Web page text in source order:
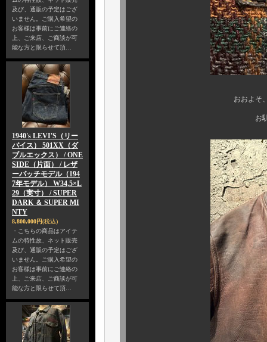
及び、通販の予定はござ
いません。ご購入希望の
お客様は事前にご連絡の
上、ご来店、ご商談が可
能な方と限らせて頂…
1940's LEVI'S（リー
バイス） 501XX（ダ
ブルエックス） / ONE
SIDE（片面） / レザ
ーパッチモデル（194
7年モデル） W34,5×L
29（実寸） / SUPER
DARK ＆ SUPER MI
NTY
8,800,000円(税込)
・こちらの商品はアイテ
ムの特性故、ネット販売
及び、通販の予定はござ
いません。ご購入希望の
お客様は事前にご連絡の
上、ご来店、ご商談が可
能な方と限らせて頂…
おおよそ、1930年代頃
お馴染みの黒金タ